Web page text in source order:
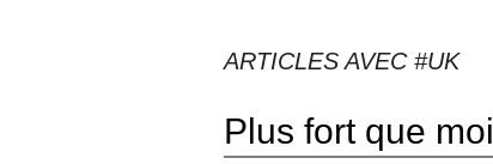
ARTICLES AVEC #UK
Plus fort que moi